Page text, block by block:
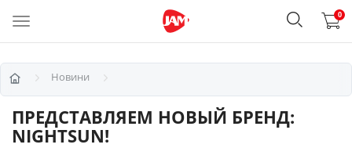
0
Новини
ПРЕДСТАВЛЯЕМ НОВЫЙ БРЕНД:
NIGHTSUN!